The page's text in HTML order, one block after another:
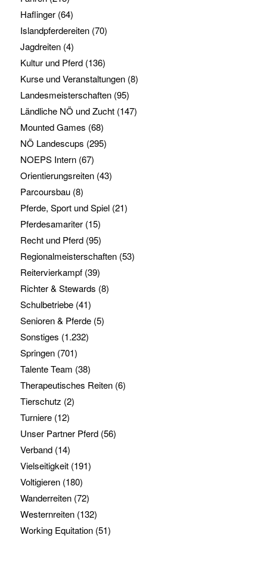
Haflinger(64)
Islandpferdereiten(70)
Jagdreiten(4)
Kultur und Pferd(136)
Kurse und Veranstaltungen(8)
Landesmeisterschaften(95)
Ländliche NÖ und Zucht(147)
Mounted Games (68)
NÖ Landescups (295)
NOEPS Intern(67)
Orientierungsreiten(43)
Parcoursbau(8)
Pferde, Sport und Spiel(21)
Pferdesamariter(15)
Recht und Pferd(95)
Regionalmeisterschaften(53)
Reitervierkampf(39)
Richter & Stewards (8)
Schulbetriebe(41)
Senioren & Pferde(5)
Sonstiges (1.232)
Springen(701)
Talente Team (38)
Therapeutisches Reiten(6)
Tierschutz (2)
Turniere(12)
Unser Partner Pferd(56)
Verband(14)
Vielseitigkeit(191)
Voltigieren(180)
Wanderreiten(72)
Westernreiten(132)
Working Equitation(51)